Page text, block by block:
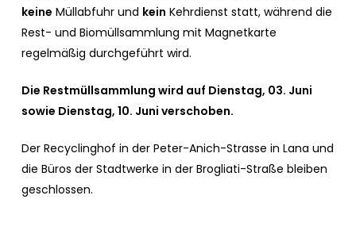
keine Müllabfuhr und kein Kehrdienst statt, während die
Rest- und Biomüllsammlung mit Magnetkarte
regelmäßig durchgeführt wird.
Die Restmüllsammlung wird auf Dienstag, 03. Juni
sowie Dienstag, 10. Juni verschoben.
Der Recyclinghof in der Peter-Anich-Strasse in Lana und
die Büros der Stadtwerke in der Brogliati-Straße bleiben
geschlossen.